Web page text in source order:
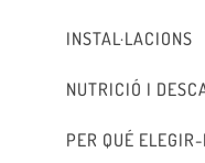
INSTAL·LACIONS
NUTRICIÓ I
PER QUÉ ELEGIR-